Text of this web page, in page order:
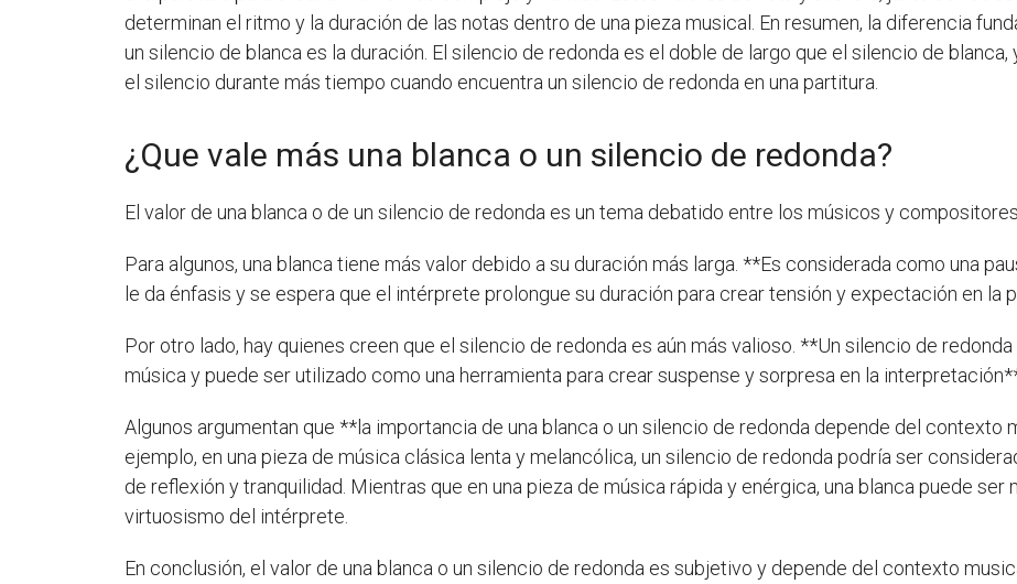
determinan el ritmo y la duración de las notas dentro de una pieza musical. En resumen, la diferencia
un silencio de blanca es la duración. El silencio de redonda es el doble de largo que el silencio de
el silencio durante más tiempo cuando encuentra un silencio de redonda en una partitura.
¿Que vale más una blanca o un silencio de redonda?
El valor de una blanca o de un silencio de redonda es un tema debatido entre los músicos y compositores.
Para algunos, una blanca tiene más valor debido a su duración más larga. **Es considerada como una
le da énfasis y se espera que el intérprete prolongue su duración para crear tensión y expectación en la
Por otro lado, hay quienes creen que el silencio de redonda es aún más valioso. **Un silencio de
música y puede ser utilizado como una herramienta para crear suspense y sorpresa en la
Algunos argumentan que **la importancia de una blanca o un silencio de redonda depende del contexto
ejemplo, en una pieza de música clásica lenta y melancólica, un silencio de redonda podría ser
de reflexión y tranquilidad. Mientras que en una pieza de música rápida y enérgica, una blanca puede ser
virtuosismo del intérprete.
En conclusión, el valor de una blanca o un silencio de redonda es subjetivo y depende del contexto